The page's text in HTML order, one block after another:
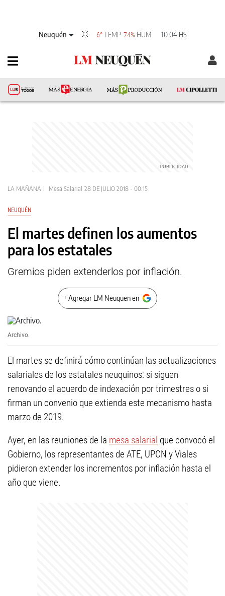
Neuquén 6° TEMP 74% HUM 10:04 HS
LA MAÑANA Mesa Salarial 28 DE JULIO 2018 - 00:15
NEUQUÉN
El martes definen los aumentos
para los estatales
Gremios piden extenderlos por inflación.
+ Agregar LM Neuquen en
Archivo.
El martes se definirá cómo continúan las actualizaciones
salariales de los estatales neuquinos: si siguen
renovando el acuerdo de indexación por trimestres o si
firman un convenio que extienda este mecanismo hasta
marzo de 2019.
Ayer, en las reuniones de la mesa salarial que convocó el
Gobierno, los representantes de ATE, UPCN y Viales
pidieron extender los incrementos por inflación hasta el
año que viene.